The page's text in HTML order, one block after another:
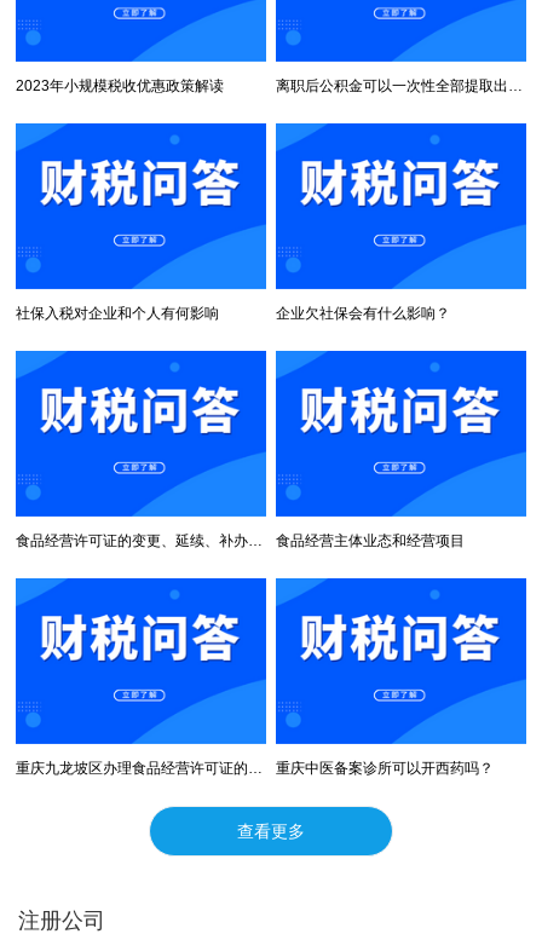
2023年小规模税收优惠政策解读 离职后公积金可以一次性全部提取出来吗
社保入税对企业和个人有何影响 企业欠社保会有什么影响？
食品经营主体业态和经营项目
重庆中医备案诊所可以开西药吗？
查看更多
注册公司